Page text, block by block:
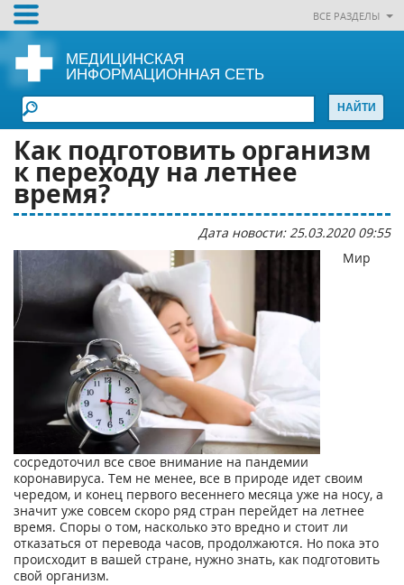
ВСЕ РАЗДЕЛЫ
МЕДИЦИНСКАЯ
ИНФОРМАЦИОННАЯ СЕТЬ
Как подготовить организм
к переходу на летнее
время?
Дата новости: 25.03.2020 09:55
Мир
сосредоточил все свое внимание на пандемии
коронавируса. Тем не менее, все в природе идет своим
чередом, и конец первого весеннего месяца уже на носу, а
значит уже совсем скоро ряд стран перейдет на летнее
время. Споры о том, насколько это вредно и стоит ли
отказаться от перевода часов, продолжаются. Но пока это
происходит в вашей стране, нужно знать, как подготовить
свой организм.